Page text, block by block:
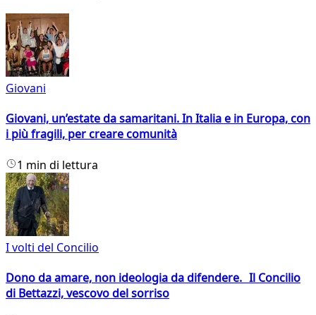
Giovani
Giovani, un’estate da samaritani. In Italia e in Europa, con
i più fragili, per creare comunità
1 min di lettura
I volti del Concilio
Dono da amare, non ideologia da difendere. Il Concilio
di Bettazzi, vescovo del sorriso